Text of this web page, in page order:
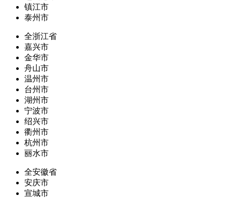
镇江市
泰州市
全浙江省
嘉兴市
金华市
舟山市
温州市
台州市
湖州市
宁波市
绍兴市
衢州市
杭州市
丽水市
全安徽省
安庆市
宣城市